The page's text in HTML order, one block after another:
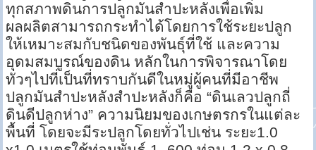
ทุกสภาพดินการปลูกมันสำปะหลังเพื่อเพิ่ม
ผลผลิตสามารถกระทำได้โดยการใช้ระยะปลูก
ให้เหมาะสมกับชนิดของพันธุ์ที่ใช้ และความ
อุดมสมบูรณ์ของดิน หลักในการพิจารณาโดย
ทั่วๆไปที่เป็นที่ทราบกันดีในหมู่ผู้คนที่มีอาชีพ
ปลูกมันสำปะหลังสำปะหลังก็คือ “ดินเลวปลูกถี่
ดินดีปลูกห่าง” ความนิยมของเกษตรกรในแต่ละ
พื้นที่ โดยจะมีระปลูกโดยทั่วไปเช่น ระยะ1.0